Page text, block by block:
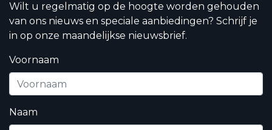
Wilt u regelmatig op de hoogte worden gehouden
van ons nieuws en speciale aanbiedingen? Schrijf je
in op onze maandelijkse nieuwsbrief.
Voornaam
Naam